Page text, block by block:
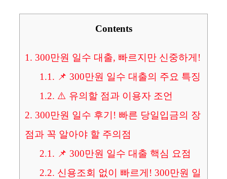
Contents
1. 300만원 일수 대출, 빠르지만 신중하게!
1.1. 📌 300만원 일수 대출의 주요 특징
1.2. ⚠️ 유의할 점과 이용자 조언
2. 300만원 일수 후기! 빠른 당일입금의 장
점과 꼭 알아야 할 주의점
2.1. 📌 300만원 일수 대출 핵심 요점
2.2. 신용조회 없이 빠르게! 300만원 일